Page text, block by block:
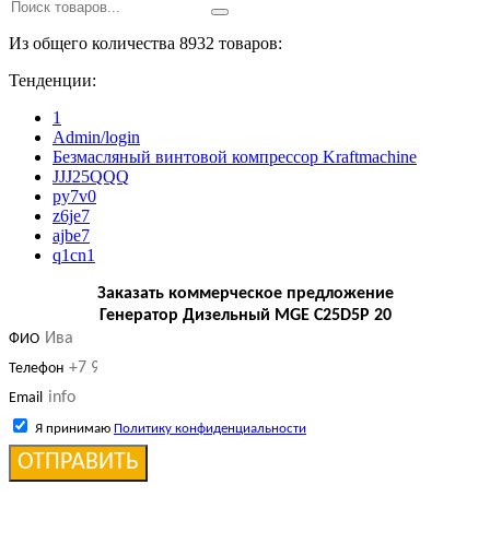
Из общего количества 8932 товаров:
Тенденции:
1
Admin/login
Безмасляный винтовой компрессор Kraftmaсhine
JJJ25QQQ
py7v0
z6je7
ajbe7
q1cn1
Заказать коммерческое предложение
Генератор Дизельный MGE C25D5P 20
ФИО
Телефон
Email
Я принимаю Политику конфиденциальности
ОТПРАВИТЬ